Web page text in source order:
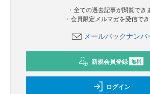
・全ての過去記事が閲覧でき
・会員限定メルマガを受信で
メールバックナンバ
新規会員登録 無料
ログイン